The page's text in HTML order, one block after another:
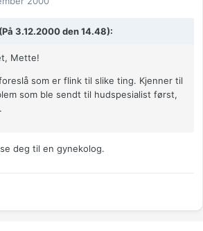
3.12.2000 den 14.48):
Mette!
som er flink til slike ting. Kjenner til
som ble sendt til hudspesialist først,
deg til en gynekolog.